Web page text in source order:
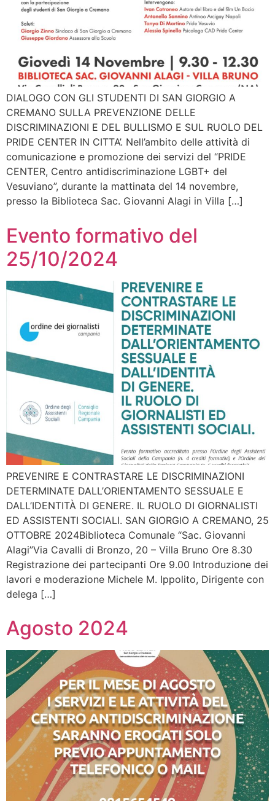
DIALOGO CON GLI STUDENTI DI SAN GIORGIO A
CREMANO SULLA PREVENZIONE DELLE
DISCRIMINAZIONI E DEL BULLISMO E SUL RUOLO DEL
PRIDE CENTER IN CITTA’. Nell’ambito delle attività di
comunicazione e promozione dei servizi del “PRIDE
CENTER, Centro antidiscriminazione LGBT+ del
Vesuviano”, durante la mattinata del 14 novembre,
presso la Biblioteca Sac. Giovanni Alagi in Villa […]
Evento formativo del
25/10/2024
PREVENIRE E CONTRASTARE LE DISCRIMINAZIONI
DETERMINATE DALL’ORIENTAMENTO SESSUALE E
DALL’IDENTITÀ DI GENERE. IL RUOLO DI GIORNALISTI
ED ASSISTENTI SOCIALI. SAN GIORGIO A CREMANO, 25
OTTOBRE 2024Biblioteca Comunale “Sac. Giovanni
Alagi”Via Cavalli di Bronzo, 20 – Villa Bruno Ore 8.30
Registrazione dei partecipanti Ore 9.00 Introduzione dei
lavori e moderazione Michele M. Ippolito, Dirigente con
delega […]
Agosto 2024